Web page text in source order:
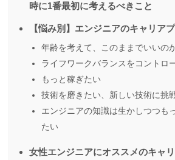
時に1番最初に考えるべきこと
【悩み別】エンジニアのキャリア
年齢を考えて、このままでいいの
ライフワークバランスをコントロ
もっと稼ぎたい
技術を磨きたい、新しい技術に挑
エンジニアの知識は生かしつつも
たい
女性エンジニアにオススメのキャ